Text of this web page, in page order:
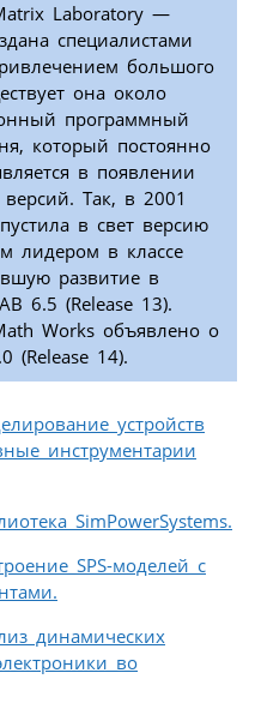
Laboratory —
специалистами
большого
она около
программный
который постоянно
в появлении
Так, в 2001
в свет версию
лидером в классе
развитие в
6.5 (Release 13).
Works объявлено о
(Release 14).
устройств
инструментарии
SimPowerSystems.
SPS-моделей с
динамических
во